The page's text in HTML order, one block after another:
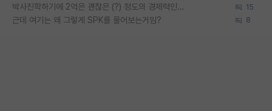
박사진학하기에 2억은 괜찮은 (?) 정도의 경제력인가요 15
근데 여기는 왜 그렇게 SPK를 물어보는거임? 8